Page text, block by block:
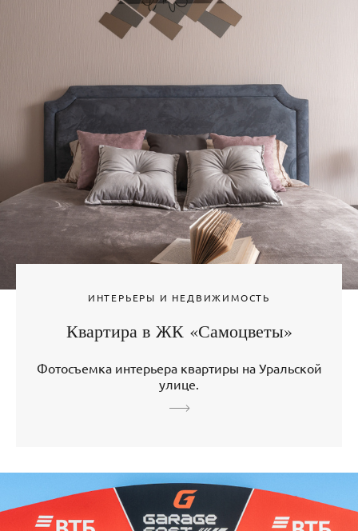
ИНТЕРЬЕРЫ И НЕДВИЖИМОСТЬ
Квартира в ЖК «Самоцветы»
Фотосъемка интерьера квартиры на Уральской
улице.